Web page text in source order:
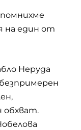
на един от
Неруда
обхват.